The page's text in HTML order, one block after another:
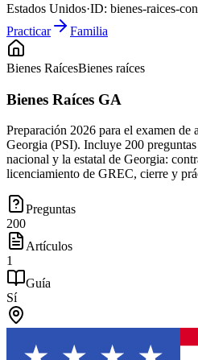
Estados Unidos·ID: bienes-raices-
Practicar
Familia
Bienes RaícesBienes raíces
Bienes Raíces GA
Preparación 2026 para el examen de
Georgia (PSI). Incluye 200
nacional y la estatal de Georgia:
licenciamiento de GREC, cierre y
Preguntas
200
Artículos
1
Guía
Sí